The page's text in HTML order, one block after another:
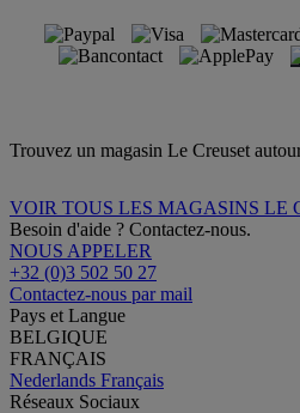
Trouvez un magasin Le Creuset
VOIR TOUS LES MAGASINS LE
Besoin d'aide ? Contactez-nous.
NOUS APPELER
+32 (0)3 502 50 27
Contactez-nous par mail
Pays et Langue
BELGIQUE
FRANÇAIS
Nederlands Français
Réseaux Sociaux